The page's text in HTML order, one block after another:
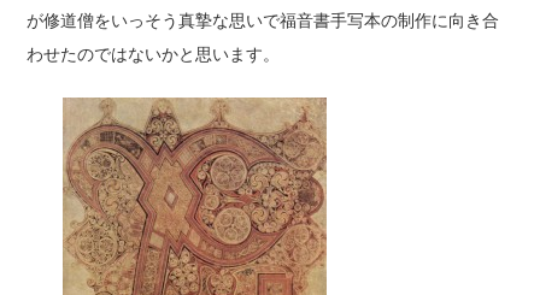
が修道僧をいっそう真摯な思いで福音書手写本の制作に向き合
わせたのではないかと思います。